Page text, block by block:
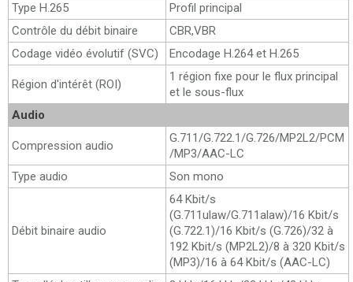
Type H.265
Profil principal
Contrôle du débit binaire
CBR,VBR
Codage vidéo évolutif (SVC)
Encodage H.264 et H.265
Région d'intérêt (ROI)
1 région fixe pour le flux principal
et le sous-flux
Audio
Compression audio
G.711/G.722.1/G.726/MP2L2/PCM
/MP3/AAC-LC
Type audio
Son mono
Débit binaire audio
64 Kbit/s
(G.711ulaw/G.711alaw)/16 Kbit/s
(G.722.1)/16 Kbit/s (G.726)/32 à
192 Kbit/s (MP2L2)/8 à 320 Kbit/s
(MP3)/16 à 64 Kbit/s (AAC-LC)